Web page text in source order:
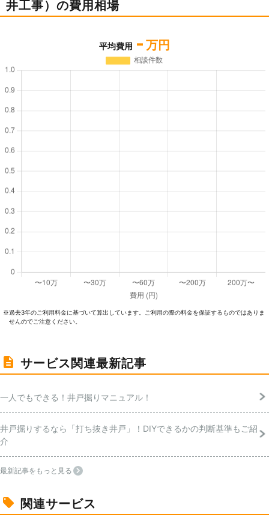
井工事）の費用相場
平均費用 - 万円
※過去3年のご利⽤料⾦に基づいて算出しています。ご利⽤の際の料⾦を保証するものではありま
せんのでご注意ください。
サービス関連最新記事
一人でもできる！井戸掘りマニュアル！
井戸掘りするなら「打ち抜き井戸」！DIYできるかの判断基準もご紹
介
最新記事をもっと見る
関連サービス